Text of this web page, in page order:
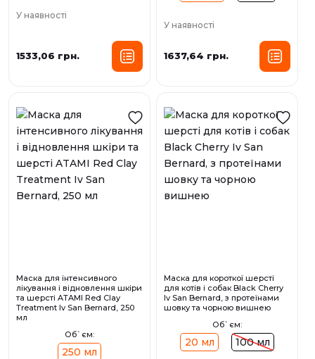
У наявності
1533,06 грн.
У наявності
1637,64 грн.
Маска для інтенсивного
лікування і відновлення шкіри
та шерсті ATAMI Red Clay
Treatment Iv San Bernard, 250
мл
Об`єм:
250 мл
Маска для короткої шерсті
для котів і собак Black Cherry
Iv San Bernard, з протеїнами
шовку та чорною вишнею
Об`єм:
20 мл 100 мл